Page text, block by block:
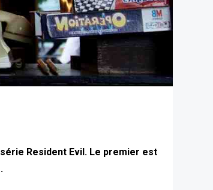
Resident Evil. Le premier est